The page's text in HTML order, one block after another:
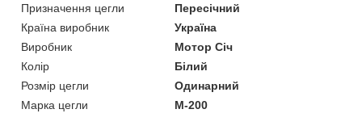
Призначення цегли
Пересічний
Країна виробник
Україна
Виробник
Мотор Січ
Колір
Білий
Розмір цегли
Одинарний
Марка цегли
М-200